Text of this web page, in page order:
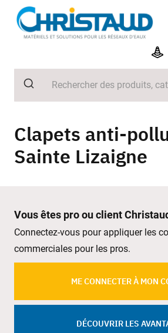
Clapets anti-
Sainte Lizaigne
Vous êtes pro ou client
Connectez-vous pour appliquer les
commerciales pour les pros.
ME CONNECTER À MON
DÉCOUVRIR LES